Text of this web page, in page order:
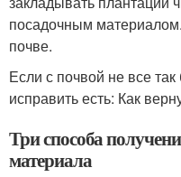
посадочным
почве.
Если с почвой не все
исправить есть: Как
Три способа
материала